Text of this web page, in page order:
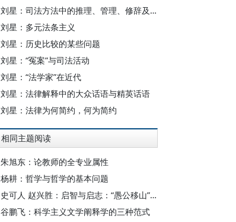
刘星：司法方法中的推理、管理、修辞及司法公正
刘星：多元法条主义
刘星：历史比较的某些问题
刘星：“冤案”与司法活动
刘星：“法学家”在近代
刘星：法律解释中的大众话语与精英话语
刘星：法律为何简约，何为简约
相同主题阅读
朱旭东：论教师的全专业属性
杨耕：哲学与哲学的基本问题
史可人 赵兴胜：启智与启志：“愚公移山”在近代中国的转型与传播
谷鹏飞：科学主义文学阐释学的三种范式